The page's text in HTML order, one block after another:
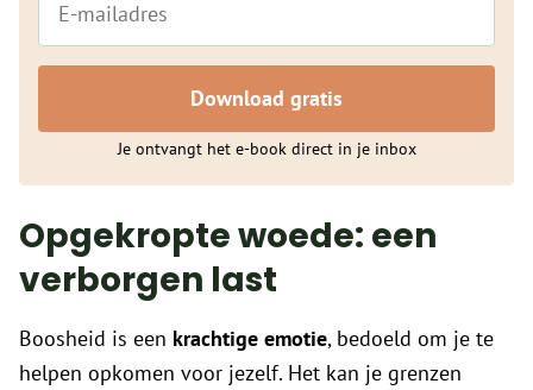
Download gratis
Je ontvangt het e-book direct in je inbox
Opgekropte woede: een
verborgen last
Boosheid is een krachtige emotie, bedoeld om je te
helpen opkomen voor jezelf. Het kan je grenzen